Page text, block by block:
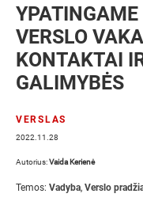
VERSLO
KONTAKTAI
GALIMYBĖS
VERSLAS
2022.11.28
Autorius:Vaida Kerienė
Temos: Vadyba, Verslo